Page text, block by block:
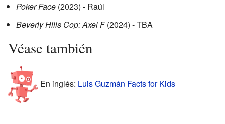
Poker Face (2023) - Raúl
Beverly Hills Cop: Axel F(2024) - TBA
Véase también
En inglés: Luis Guzmán Facts for Kids